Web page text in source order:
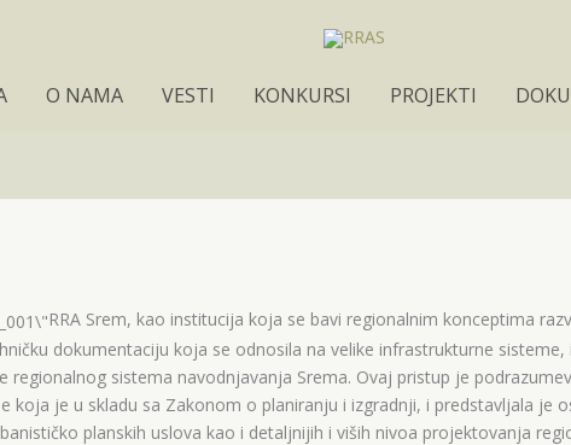
O NAMA VESTI KONKURSI PROJEKTI
RRA Srem, kao institucija koja se bavi regionalnim konceptima
dokumentaciju koja se odnosila na velike infrastrukturne
regionalnog sistema navodnjavanja Srema. Ovaj pristup je
koja je u skladu sa Zakonom o planiranju i izgradnji, i predstavljala je
planskih uslova kao i detaljnijih i viših nivoa projektovanja